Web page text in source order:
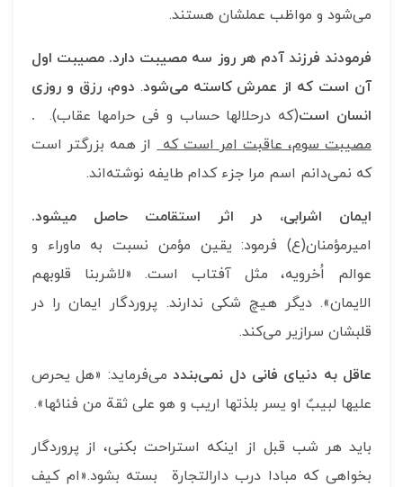
می‌شود و مواظب عملشان هستند.
فرمودند فرزند آدم هر روز سه مصیبت دارد. مصیبت اول
آن است كه از عمرش كاسته می‌شود. دوم، رزق و روزی
انسان است(که درحلالها حساب و فی حرامها عقاب). .
مصیبت سوم، عاقبت امر است کهاز همه بزرگتر است
كه نمی‌دانم اسم مرا جزء كدام طایفه نوشته‌اند.
ایمان اشرابی، در اثر استقامت حاصل می­شود.
امیرمؤمنان(ع) فرمود: یقین مؤمن نسبت به ماوراء و
عوالم اُخرویه، مثل آفتاب است. «لاشربنا قلوبهم
الایمان». دیگر هیچ شكی ندارند. پروردگار ایمان را در
قلبشان سرازیر می‌كند.
عاقل به دنیای فانی دل نمی‌بنددمی‌فرماید: «هل یحرص
علیها لبیبٌ او یسر بلذتها اریب و هو علی ثقة من فنائها».
باید هر شب قبل از اینكه استراحت بكنی، از پروردگار
بخواهی كه مبادا درب دارالتجارة بسته بشود.«ام كیف